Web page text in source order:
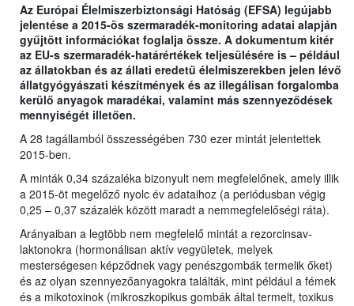
Az Európai Élelmiszerbiztonsági Hatóság (EFSA) legújabb
jelentése a 2015-ös szermaradék-monitoring adatai alapján
gyűjtött információkat foglalja össze. A dokumentum kitér
az EU-s szermaradék-határértékek teljesülésére is – például
az állatokban és az állati eredetű élelmiszerekben jelen lévő
állatgyógyászati készítmények és az illegálisan forgalomba
kerülő anyagok maradékai, valamint más szennyeződések
mennyiségét illetően.
A 28 tagállamból összességében 730 ezer mintát jelentettek
2015-ben.
A minták 0,34 százaléka bizonyult nem megfelelőnek, amely illik
a 2015-öt megelőző nyolc év adataihoz (a periódusban végig
0,25 – 0,37 százalék között maradt a nemmegfelelőségi ráta).
Arányaiban a legtöbb nem megfelelő mintát a rezorcinsav-
laktonokra (hormonálisan aktív vegyületek, melyek
mesterségesen képződnek vagy penészgombák termelik őket)
és az olyan szennyezőanyagokra találták, mint például a fémek
és a mikotoxinok (mikroszkopikus gombák által termelt, toxikus